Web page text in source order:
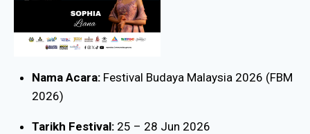
Nama Acara:Festival Budaya Malaysia 2026 (FBM
2026)
Tarikh Festival:25 – 28 Jun 2026